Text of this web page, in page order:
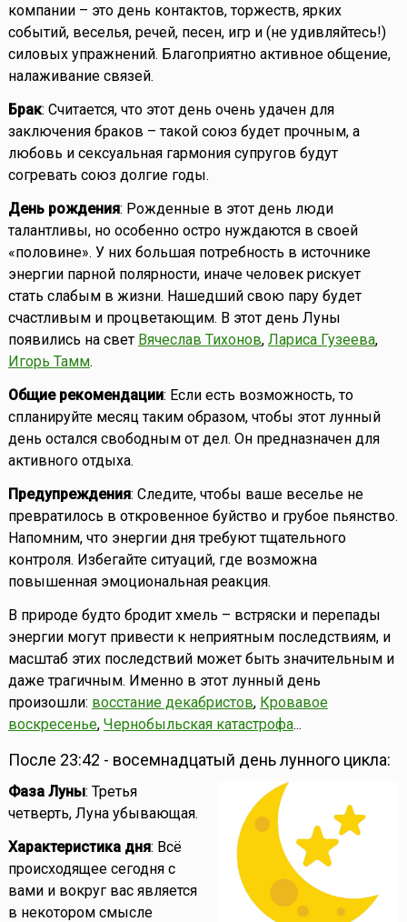
компании – это день контактов, торжеств, ярких
событий, веселья, речей, песен, игр и (не удивляйтесь!)
силовых упражнений. Благоприятно активное общение,
налаживание связей.
Брак: Считается, что этот день очень удачен для
заключения браков – такой союз будет прочным, а
любовь и сексуальная гармония супругов будут
согревать союз долгие годы.
День рождения: Рожденные в этот день люди
талантливы, но особенно остро нуждаются в своей
«половине». У них большая потребность в источнике
энергии парной полярности, иначе человек рискует
стать слабым в жизни. Нашедший свою пару будет
счастливым и процветающим. В этот день Луны
появились на свет Вячеслав Тихонов, Лариса Гузеева,
Игорь Тамм.
Общие рекомендации: Если есть возможность, то
спланируйте месяц таким образом, чтобы этот лунный
день остался свободным от дел. Он предназначен для
активного отдыха.
Предупреждения: Следите, чтобы ваше веселье не
превратилось в откровенное буйство и грубое пьянство.
Напомним, что энергии дня требуют тщательного
контроля. Избегайте ситуаций, где возможна
повышенная эмоциональная реакция.
В природе будто бродит хмель – встряски и перепады
энергии могут привести к неприятным последствиям, и
масштаб этих последствий может быть значительным и
даже трагичным. Именно в этот лунный день
произошли: восстание декабристов, Кровавое
воскресенье, Чернобыльская катастрофа...
После 23:42 - восемнадцатый день лунного цикла:
Фаза Луны: Третья
четверть, Луна убывающая.
Характеристика дня: Всё
происходящее сегодня с
вами и вокруг вас является
в некотором смысле